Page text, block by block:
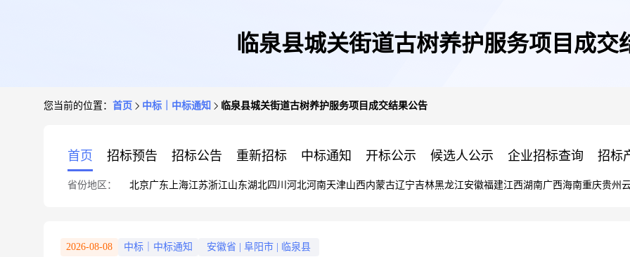
临泉县城关街道古树养护服务项目成交
您当前的位置： 首页 中标｜中标通知 临泉县城关街道古树养护服务项目成交结果公告
首页 招标预告 招标公告 重新招标 中标通知 开标公示 候选人公示 企业招标查询 招标
省份地区： 北京广东 上海江苏浙江山东湖北四川 河北河南天津山西内蒙古辽宁吉林黑龙江安徽福建江西湖南广西海南重庆贵州
2026-08-08 中标｜中标通知 安徽省 阜阳市 临泉县